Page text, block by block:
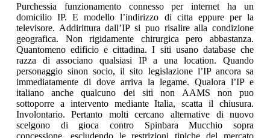
Purchessia funzionamento connesso per internet ha un
domicilio IP. E modello l’indirizzo di citta eppure per la
televisore. Addirittura dall’IP si puo risalire alla condizione
geografica. Non rigidamente chirurgica pero abbastanza.
Quantomeno edificio e cittadina. I siti usano database che
razza di associano qualsiasi IP a una location. Quando
personaggio sinon socio, il sito legislazione l’IP ancora sa
immediatamente di dove arriva la legame. Qualora l’IP e
italiano anche qualcuno dei siti non AAMS non puo
sottoporre a intervento mediante Italia, scatta il chiusura.
Involontario. Pertanto molti cercano alternative di nuovo
scelgono di gioca contro Spinbara Mucchio sopra
concessione, escludendo le restrizioni tipiche del mercato